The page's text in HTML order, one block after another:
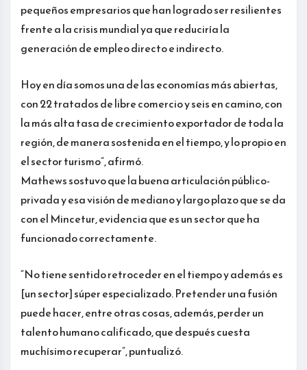
pequeños empresarios que han logrado ser resilientes
frente a la crisis mundial ya que reduciría la
generación de empleo directo e indirecto.
Hoy en día somos una de las economías más abiertas,
con 22 tratados de libre comercio y seis en camino, con
la más alta tasa de crecimiento exportador de toda la
región, de manera sostenida en el tiempo, y lo propio en
el sector turismo”, afirmó.
Mathews sostuvo que la buena articulación público-
privada y esa visión de mediano y largo plazo que se da
con el Mincetur, evidencia que es un sector que ha
funcionado correctamente.
“No tiene sentido retroceder en el tiempo y además es
[un sector] súper especializado. Pretender una fusión
puede hacer, entre otras cosas, además, perder un
talento humano calificado, que después cuesta
muchísimo recuperar”, puntualizó.